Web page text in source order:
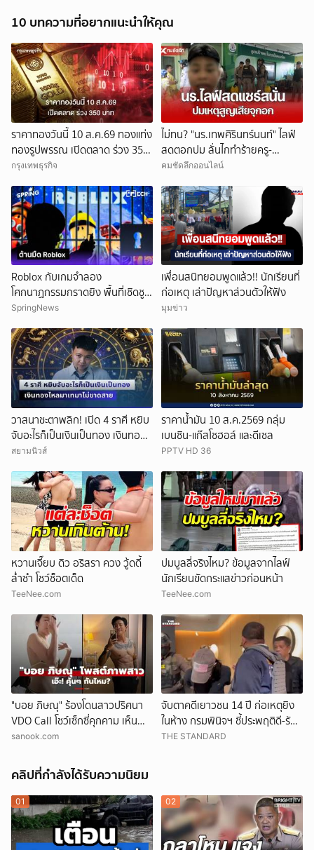
10 บทความที่อยากแนะนำให้คุณ
ราคาทองวันนี้ 10 ส.ค.69 ทองแท่ง
ทองรูปพรรณ เปิดตลาด ร่วง 350
บาท
กรุงเทพธุรกิจ
ไม่ทน? "นร.เทพศิรินทร์นนท์" ไลฟ์
สดตอกปม ลั่นไกทำร้ายครู-
นักเรียน โซเชียลแชร์แรง
คมชัดลึกออนไลน์
Roblox กับเกมจำลอง
โศกนาฏกรรมกราดยิง พื้นที่เชิดชู
ความรุนแรง?
SpringNews
เพื่อนสนิทยอมพูดแล้ว!! นักเรียนที่
ก่อเหตุ เล่าปัญหาส่วนตัวให้ฟัง
มุมข่าว
วาสนาชะตาพลิก! เปิด 4 ราศี หยิบ
จับอะไรก็เป็นเงินเป็นทอง เงินทอง
ไหลมาเทมาไม่ขาดสาย
สยามนิวส์
ราคาน้ำมัน 10 ส.ค.2569 กลุ่ม
เบนซิน-แก๊สโซฮอล์ และดีเซล
PPTV HD 36
หวานเจี๊ยบ ดิว อริสรา ควง วู้ดดี้
ล่ำซำ โชว์ช็อตเด็ด
TeeNee.com
ปมบูลลี่จริงไหม? ข้อมูลจากไลฟ์
นักเรียนขัดกระแสข่าวก่อนหน้า
TeeNee.com
"บอย ภิษณุ" ร้องโดนสาวปริศนา
VDO Call โชว์เซ็กซี่คุกคาม เห็น
ภาพพีกสุดตอนเฉลย!
sanook.com
จับตาคดีเยาวชน 14 ปี ก่อเหตุยิง
ในห้าง กรมพินิจฯ ชี้ประพฤติดี-รับ
การรักษาต่อเนื่อง ประเมินปล่อยตัว
THE STANDARD
คลิปที่กำลังได้รับความนิยม
01 02